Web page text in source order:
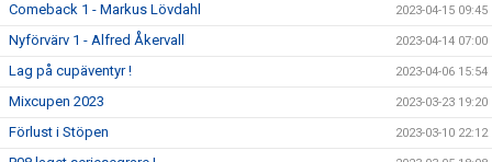
Comeback 1 - Markus Lövdahl 2023-04-15 09:45
Nyförvärv 1 - Alfred Åkervall 2023-04-14 07:00
Lag på cupäventyr ! 2023-04-06 15:54
Mixcupen 2023 2023-03-23 19:20
Förlust i Stöpen 2023-03-10 22:12